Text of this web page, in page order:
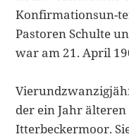
Konfirmationsun-
Pastoren Schulte
war am 21. April
der ein Jahr
Itterbeckermoor.